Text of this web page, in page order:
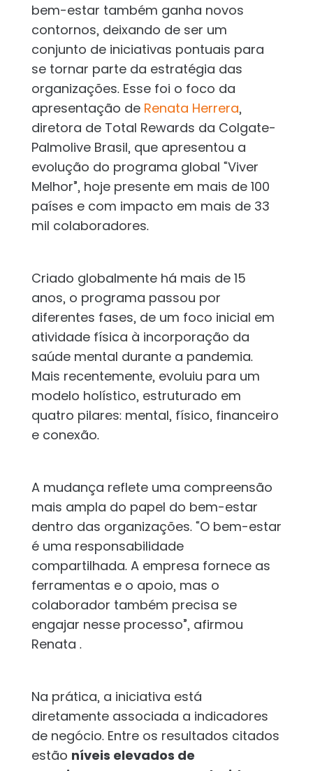
bem-estar também ganha novos
contornos, deixando de ser um
conjunto de iniciativas pontuais para
se tornar parte da estratégia das
organizações. Esse foi o foco da
apresentação de Renata Herrera,
diretora de Total Rewards da Colgate-
Palmolive Brasil, que apresentou a
evolução do programa global “Viver
Melhor”, hoje presente em mais de 100
países e com impacto em mais de 33
mil colaboradores.
Criado globalmente há mais de 15
anos, o programa passou por
diferentes fases, de um foco inicial em
atividade física à incorporação da
saúde mental durante a pandemia.
Mais recentemente, evoluiu para um
modelo holístico, estruturado em
quatro pilares: mental, físico, financeiro
e conexão.
A mudança reflete uma compreensão
mais ampla do papel do bem-estar
dentro das organizações. “O bem-estar
é uma responsabilidade
compartilhada. A empresa fornece as
ferramentas e o apoio, mas o
colaborador também precisa se
engajar nesse processo”, afirmou
Renata .
Na prática, a iniciativa está
diretamente associada a indicadores
de negócio. Entre os resultados citados
estão níveis elevados de